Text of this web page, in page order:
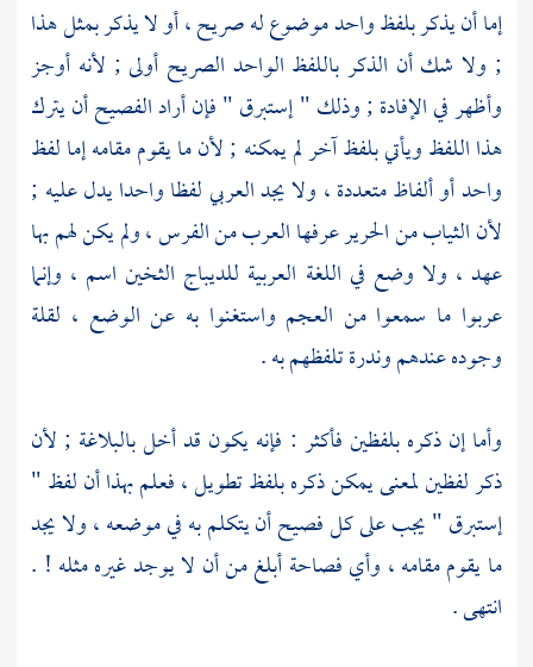
إما أن يذكر بلفظ واحد موضوع له صريح ، أو لا يذكر بمثل هذا
; ولا شك أن الذكر باللفظ الواحد الصريح أولى ; لأنه أوجز
وأظهر في الإفادة ; وذلك " إستبرق " فإن أراد الفصيح أن يترك
هذا اللفظ ويأتي بلفظ آخر لم يمكنه ; لأن ما يقوم مقامه إما لفظ
واحد أو ألفاظ متعددة ، ولا يجد العربي لفظا واحدا يدل عليه ;
لأن الثياب من الحرير عرفها العرب منالفرس، ولم يكن لهم بها
عهد ، ولا وضع في اللغة العربية للديباج الثخين اسم ، وإنما
عربوا ما سمعوا من العجم واستغنوا به عن الوضع ، لقلة
وجوده عندهم وندرة تلفظهم به .
وأما إن ذكره بلفظين فأكثر : فإنه يكون قد أخل بالبلاغة ; لأن
ذكر لفظين لمعنى يمكن ذكره بلفظ تطويل ، فعلم بهذا أن لفظ "
إستبرق " يجب على كل فصيح أن يتكلم به في موضعه ، ولا يجد
ما يقوم مقامه ، وأي فصاحة أبلغ من أن لا يوجد غيره مثله ! .
انتهى .